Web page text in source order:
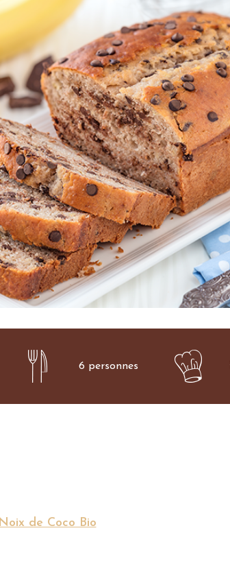
6 personnes
de Coco Bio